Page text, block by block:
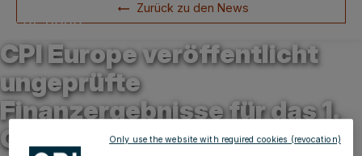
Zurück zu den News
28.05.2026
CPI Europe veröffentlicht
ungeprüfte
Finanzergebnisse für das 1.
Quartal 2026Only use the website with required cookies (revocation)